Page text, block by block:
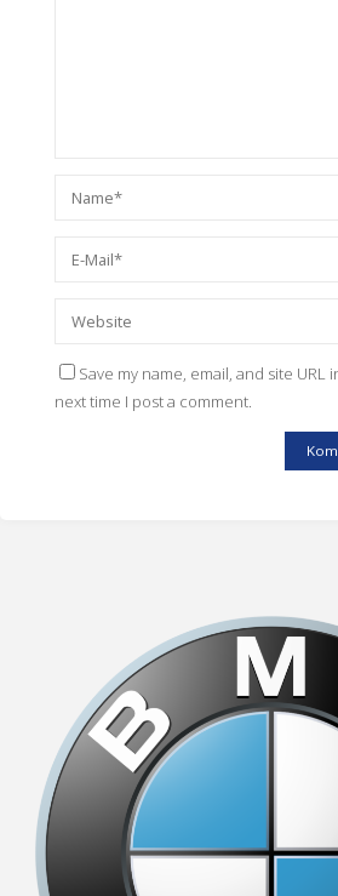
Save my name, email, and site URL
next time I post a comment.